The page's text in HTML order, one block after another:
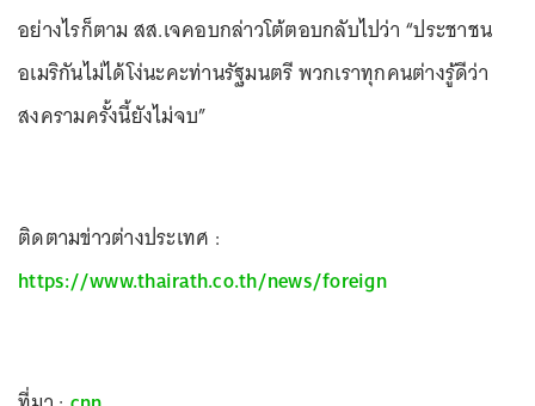
อย่างไรก็ตาม สส.เจคอบกล่าวโต้ตอบกลับไปว่า “ประชาชน
อเมริกันไม่ได้โง่นะคะท่านรัฐมนตรี พวกเราทุกคนต่างรู้ดีว่า
สงครามครั้งนี้ยังไม่จบ”
ติดตามข่าวต่างประเทศ :
https://www.thairath.co.th/news/foreign